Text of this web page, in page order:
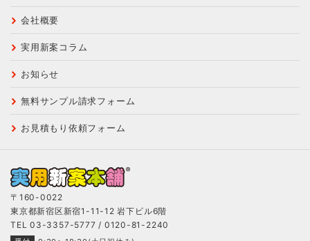
会社概要
実用新案コラム
お知らせ
無料サンプル請求フォーム
お見積もり 依頼フォーム
〒160-0022
東京都新宿区新宿1-11-12 岩下ビル6階
TEL 03-3357-5777 / 0120-81-2240